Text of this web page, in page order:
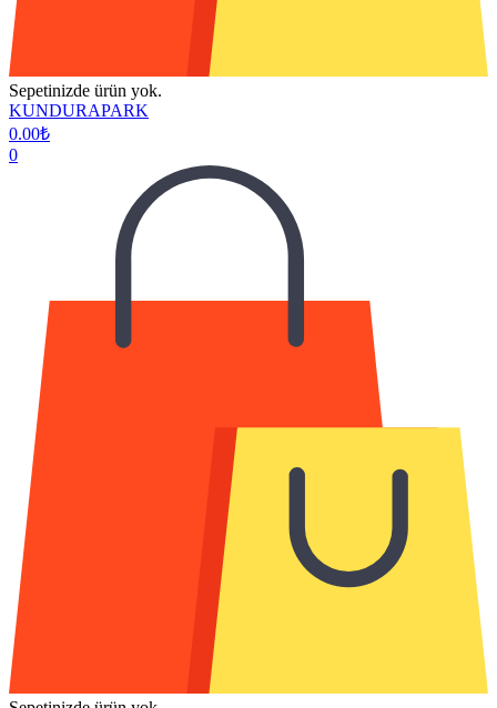
Sepetinizde ürün yok.
KUNDURAPARK
0.00₺
0